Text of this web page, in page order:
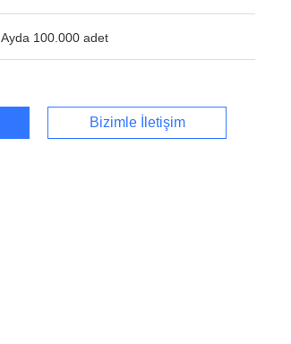
Ayda 100.000 adet
Bizimle İletişim